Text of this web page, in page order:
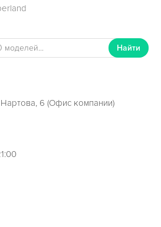
Найти
6 (Офис компании)